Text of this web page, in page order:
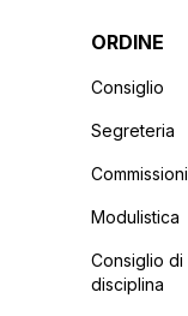
ORDINE
Consiglio
Segreteria
Commissioni
Modulistica
Consiglio di
disciplina